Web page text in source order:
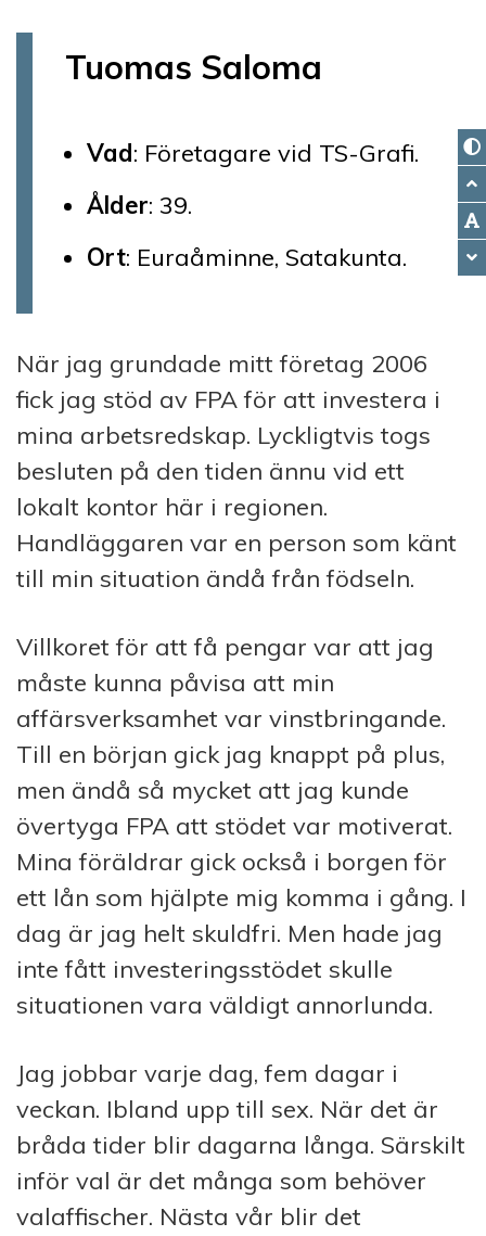
Tuomas Saloma
Vad: Företagare vid TS-Grafi.
Ålder: 39.
Ort: Euraåminne, Satakunta.
När jag grundade mitt företag 2006
fick jag stöd av FPA för att investera i
mina arbetsredskap. Lyckligtvis togs
besluten på den tiden ännu vid ett
lokalt kontor här i regionen.
Handläggaren var en person som känt
till min situation ändå från födseln.
Villkoret för att få pengar var att jag
måste kunna påvisa att min
affärsverksamhet var vinstbringande.
Till en början gick jag knappt på plus,
men ändå så mycket att jag kunde
övertyga FPA att stödet var motiverat.
Mina föräldrar gick också i borgen för
ett lån som hjälpte mig komma i gång. I
dag är jag helt skuldfri. Men hade jag
inte fått investeringsstödet skulle
situationen vara väldigt annorlunda.
Jag jobbar varje dag, fem dagar i
veckan. Ibland upp till sex. När det är
bråda tider blir dagarna långa. Särskilt
inför val är det många som behöver
valaffischer. Nästa vår blir det